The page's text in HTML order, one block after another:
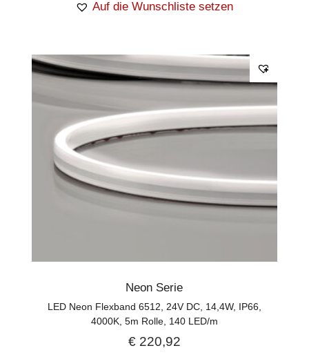
Auf die Wunschliste setzen
Neon Serie
LED Neon Flexband 6512, 24V DC, 14,4W, IP66,
4000K, 5m Rolle, 140 LED/m
€220,92